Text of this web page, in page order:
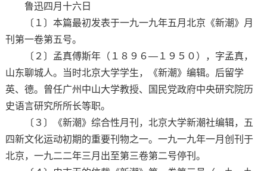
鲁迅四月十六日
〔１〕本篇最初发表于一九一九年五月北京《新潮》月
刊第一卷第五号。
〔２〕孟真傅斯年（１８９６—１９５０），字孟真，
山东聊城人。当时北京大学学生，《新潮》编辑。后留学
英、德。曾任广州中山大学教授、国民党政府中央研究院历
史语言研究所所长等职。
〔３〕《新潮》综合性月刊，北京大学新潮社编辑，五
四新文化运动初期的重要刊物之一。一九一九年一月创刊于
北京，一九二二年三月出至第三卷第二号停刊。